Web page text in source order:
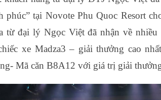
phúc” tại Novote Phu Quoc Resort
từ đại lý Ngọc Việt đã nhận về
xe Madza3 – giải thưởng cao
Mã căn B8A12 với giá trị giải